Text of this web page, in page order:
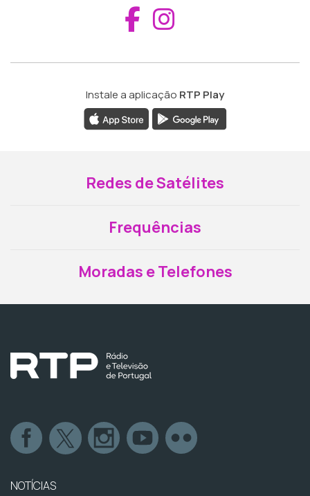
Aceder ao
Instale a aplicação RTP Play
Redes de Satélites
Frequências
Moradas e Telefones
NOTÍCIAS